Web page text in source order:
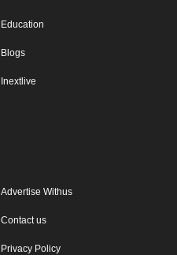
Education
Blogs
Inextlive
Advertise Withus
Contact us
Privacy Policy